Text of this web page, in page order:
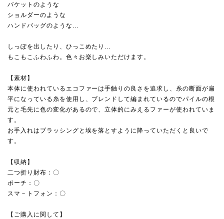
バケットのような
ショルダーのような
ハンドバッグのような…
しっぽを出したり、ひっこめたり…
もこもこふわふわ。色々お楽しみいただけます。
【素材】
本体に使われているエコファーは手触りの良さを追求し、糸の断面が扁
平になっている糸を使用し、ブレンドして編まれているのでパイルの根
元と毛先に色の変化があるので、立体的にみえるファーが使われていま
す。
お手入れはブラッシングと埃を落とすように降っていただくと良いで
す。
【収納】
二つ折り財布：〇
ポーチ：〇
スマ－トフォン：〇
【ご購入に関して】